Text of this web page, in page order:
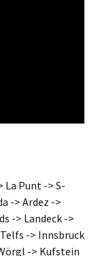
La Punt -> S-
-> Ardez ->
-> Landeck ->
-> Innsbruck
-> Kufstein